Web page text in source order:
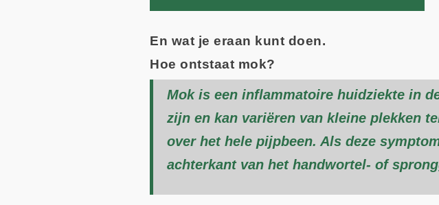
En wat je eraan kunt doen.
Hoe ontstaat mok?
Mok is een inflammatoire huidziekte in
zijn en kan variëren van kleine plekken
over het hele pijpbeen. Als deze
achterkant van het handwortel- of